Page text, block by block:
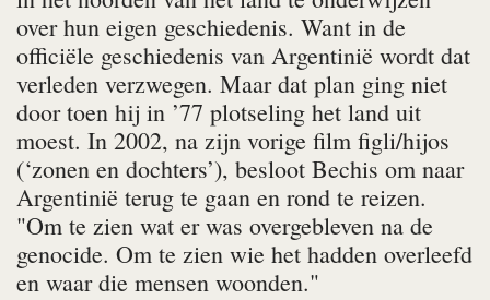
over hun eigen geschiedenis. Want in de
officiële geschiedenis van Argentinië wordt dat
verleden verzwegen. Maar dat plan ging niet
door toen hij in ’77 plotseling het land uit
moest. In 2002, na zijn vorige film figli/hijos
(‘zonen en dochters’), besloot Bechis om naar
Argentinië terug te gaan en rond te reizen.
"Om te zien wat er was overgebleven na de
genocide. Om te zien wie het hadden overleefd
en waar die mensen woonden."